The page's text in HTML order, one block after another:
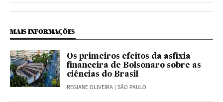
MAIS INFORMAÇÕES
Os primeiros efeitos da asfixia
financeira de Bolsonaro sobre as
ciências do Brasil
REGIANE OLIVEIRA | SÃO PAULO